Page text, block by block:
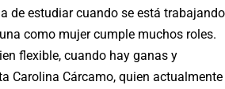
de estudiar cuando se está
como mujer cumple muchos roles.
flexible, cuando hay ganas y
Carolina Cárcamo, quien actualmente